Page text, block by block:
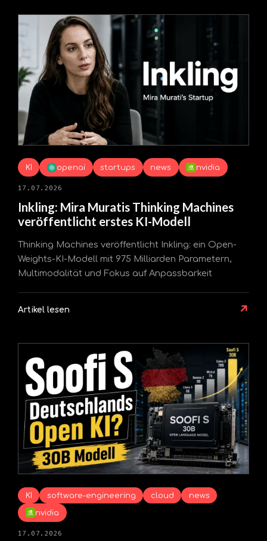
KI openai startups news nvidia
17.07.2026
Inkling: Mira Muratis Thinking Machines
veröffentlicht erstes KI-Modell
Thinking Machines veröffentlicht Inkling: ein Open-
Weights-KI-Modell mit 975 Milliarden Parametern,
Multimodalität und Fokus auf Anpassbarkeit
Artikel lesen ↗
KI software-engineering cloud
news
nvidia
17.07.2026